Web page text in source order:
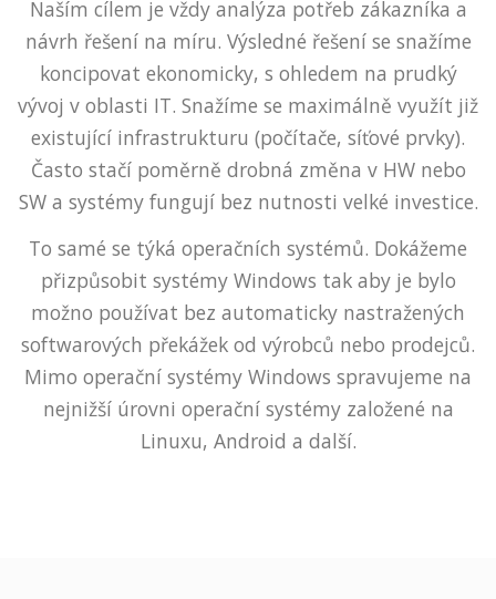
Naším cílem je vždy analýza potřeb zákazníka a
návrh řešení na míru. Výsledné řešení se snažíme
koncipovat ekonomicky, s ohledem na prudký
vývoj v oblasti IT. Snažíme se maximálně využít již
existující infrastrukturu (počítače, síťové prvky).
Často stačí poměrně drobná změna v HW nebo
SW a systémy fungují bez nutnosti velké investice.
To samé se týká operačních systémů. Dokážeme
přizpůsobit systémy Windows tak aby je bylo
možno používat bez automaticky nastražených
softwarových překážek od výrobců nebo prodejců.
Mimo operační systémy Windows spravujeme na
nejnižší úrovni operační systémy založené na
Linuxu, Android a další.